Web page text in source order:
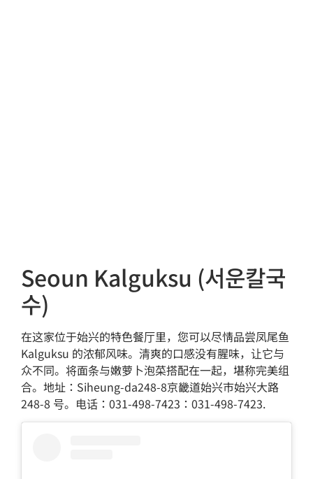
Seoun Kalguksu (서운칼국
수)
在这家位于始兴的特色餐厅里，您可以尽情品尝凤尾鱼
Kalguksu 的浓郁风味。清爽的口感没有腥味，让它与
众不同。将面条与嫩萝卜泡菜搭配在一起，堪称完美组
合。地址：Siheung-da248-8京畿道始兴市始兴大路
248-8 号。电话：031-498-7423：031-498-7423.